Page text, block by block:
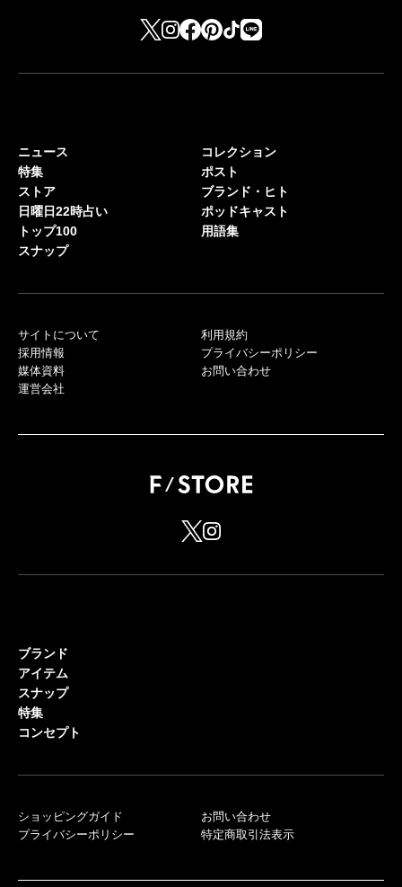
ニュース
特集
ストア
日曜日22時占い
トップ100
スナップ
コレクション
ポスト
ブランド・ヒト
ポッドキャスト
用語集
サイトについて
採用情報
媒体資料
運営会社
利用規約
プライバシーポリシー
お問い合わせ
ブランド
アイテム
スナップ
特集
コンセプト
ショッピングガイド
プライバシーポリシー
お問い合わせ
特定商取引法表示